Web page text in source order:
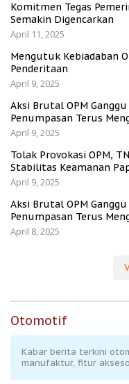
Komitmen Tegas
Semakin Digencarkan
April 11, 2025
Mengutuk Kebiadaban
Penderitaan
April 9, 2025
Aksi Brutal OPM
Penumpasan Terus
April 9, 2025
Tolak Provokasi OPM,
Stabilitas Keamanan
April 9, 2025
Aksi Brutal OPM
Penumpasan Terus
April 8, 2025
Otomotif
Kabar berita terkini
manufaktur, fitur